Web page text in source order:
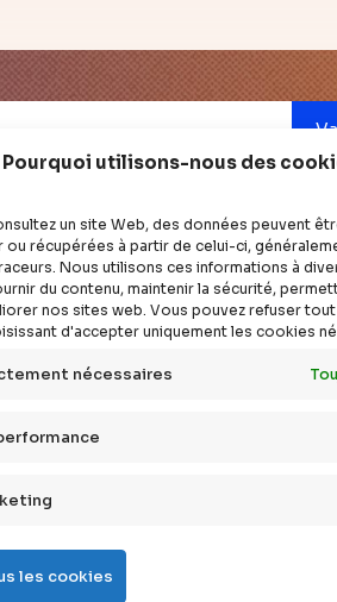
Pourquoi utilisons-nous des
un site Web, des données peuvent
ou récupérées à partir de celui-ci,
Nous utilisons ces informations à
du contenu, maintenir la sécurité,
nos sites web. Vous pouvez refuser
d'accepter uniquement les cookies
nécessaires
les cookies
à propos
faire un don